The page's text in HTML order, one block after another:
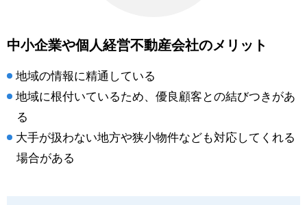
中小企業や個人経営不動産会社のメリット
地域の情報に精通している
地域に根付いているため、優良顧客との結びつきがあ
る
大手が扱わない地方や狭小物件なども対応してくれる
場合がある